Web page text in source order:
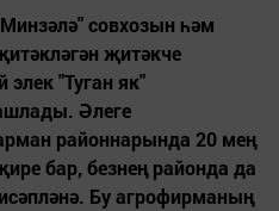
совхозын һәм
җитәкче
"Туган як"
Әлеге
районнарында 20 мең
бар, безнең районда да
Бу агрофирманың